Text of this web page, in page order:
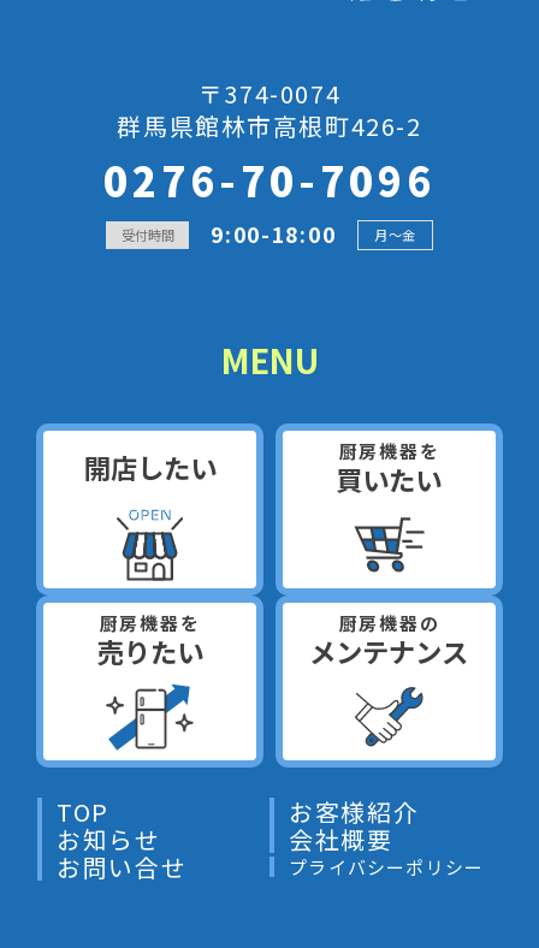
〒374-0074
群馬県館林市高根町426-2
0276-70-7096
受付時間 9:00-18:00 月～金
MENU
開店したい 厨房機器を
買いたい
厨房機器を
売りたい
厨房機器の
メンテナンス
TOP お客様紹介
お知らせ 会社概要
お問い合せ プライバシーポリシー